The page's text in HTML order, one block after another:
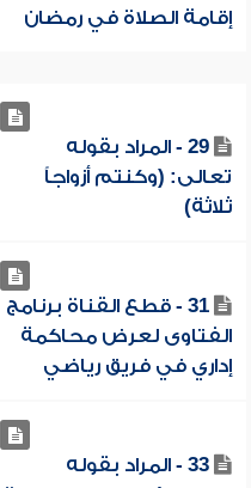
إقامة الصلاة في رمضان
29 - المراد بقوله
تعالى: (وكنتم أزواجاً
ثلاثة)
31 - قطع القناة برنامج
الفتاوى لعرض محاكمة
إداري في فريق رياضي
33 - المراد بقوله